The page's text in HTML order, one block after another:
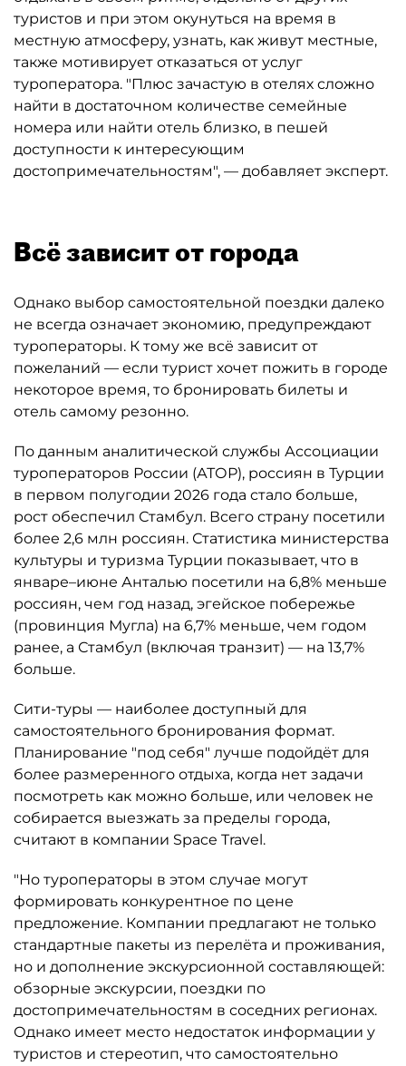
туристов и при этом окунуться на время в
местную атмосферу, узнать, как живут местные,
также мотивирует отказаться от услуг
туроператора. "Плюс зачастую в отелях сложно
найти в достаточном количестве семейные
номера или найти отель близко, в пешей
доступности к интересующим
достопримечательностям", — добавляет эксперт.
Всё зависит от города
Однако выбор самостоятельной поездки далеко
не всегда означает экономию, предупреждают
туроператоры. К тому же всё зависит от
пожеланий — если турист хочет пожить в городе
некоторое время, то бронировать билеты и
отель самому резонно.
По данным аналитической службы Ассоциации
туроператоров России (АТОР), россиян в Турции
в первом полугодии 2026 года стало больше,
рост обеспечил Стамбул. Всего страну посетили
более 2,6 млн россиян. Статистика министерства
культуры и туризма Турции показывает, что в
январе–июне Анталью посетили на 6,8% меньше
россиян, чем год назад, эгейское побережье
(провинция Мугла) на 6,7% меньше, чем годом
ранее, а Стамбул (включая транзит) — на 13,7%
больше.
Сити-туры — наиболее доступный для
самостоятельного бронирования формат.
Планирование "под себя" лучше подойдёт для
более размеренного отдыха, когда нет задачи
посмотреть как можно больше, или человек не
собирается выезжать за пределы города,
считают в компании Space Travel.
"Но туроператоры в этом случае могут
формировать конкурентное по цене
предложение. Компании предлагают не только
стандартные пакеты из перелёта и проживания,
но и дополнение экскурсионной составляющей:
обзорные экскурсии, поездки по
достопримечательностям в соседних регионах.
Однако имеет место недостаток информации у
туристов и стереотип, что самостоятельно